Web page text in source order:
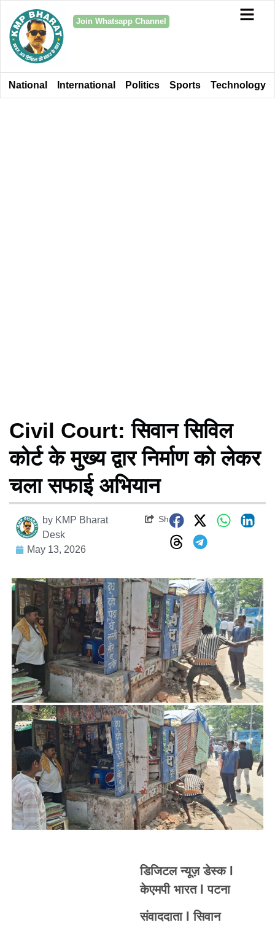
Join Whatsapp Channel
National International Politics Sports Technology
Civil Court: सिवान सिविल
कोर्ट के मुख्य द्वार निर्माण को लेकर
चला सफाई अभियान
by KMP Bharat
Desk
May 13, 2026
Share
डिजिटल न्यूज़ डेस्क l
केएमपी भारत l पटना
संवाददाता l सिवान